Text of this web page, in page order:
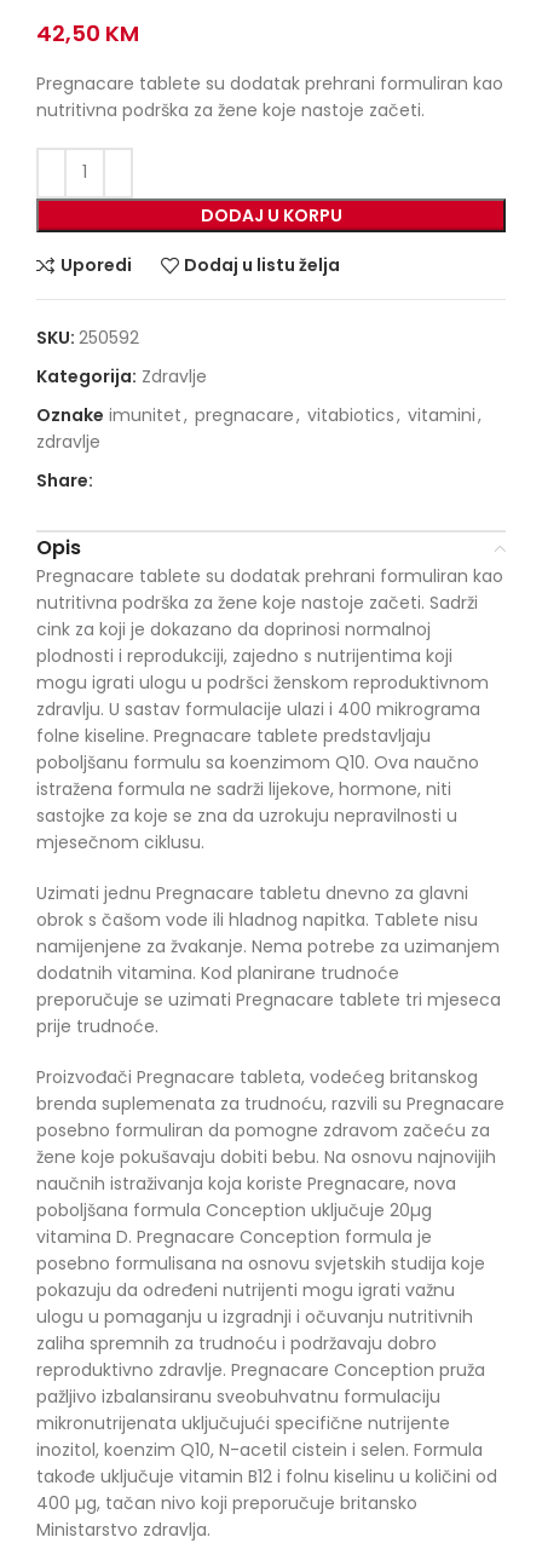
42,50 KM
Pregnacare tablete su dodatak prehrani formuliran kao
nutritivna podrška za žene koje nastoje začeti.
DODAJ U KORPU
Uporedi Dodaj u listu želja
SKU: 250592
Kategorija: Zdravlje
Oznake imunitet, pregnacare, vitabiotics, vitamini,
zdravlje
Share:
Opis
Pregnacare tablete su dodatak prehrani formuliran kao
nutritivna podrška za žene koje nastoje začeti. Sadrži
cink za koji je dokazano da doprinosi normalnoj
plodnosti i reprodukciji, zajedno s nutrijentima koji
mogu igrati ulogu u podršci ženskom reproduktivnom
zdravlju. U sastav formulacije ulazi i 400 mikrograma
folne kiseline. Pregnacare tablete predstavljaju
poboljšanu formulu sa koenzimom Q10. Ova naučno
istražena formula ne sadrži lijekove, hormone, niti
sastojke za koje se zna da uzrokuju nepravilnosti u
mjesečnom ciklusu.
Uzimati jednu Pregnacare tabletu dnevno za glavni
obrok s čašom vode ili hladnog napitka. Tablete nisu
namijenjene za žvakanje. Nema potrebe za uzimanjem
dodatnih vitamina. Kod planirane trudnoće
preporučuje se uzimati Pregnacare tablete tri mjeseca
prije trudnoće.
Proizvođači Pregnacare tableta, vodećeg britanskog
brenda suplemenata za trudnoću, razvili su Pregnacare
posebno formuliran da pomogne zdravom začeću za
žene koje pokušavaju dobiti bebu. Na osnovu najnovijih
naučnih istraživanja koja koriste Pregnacare, nova
poboljšana formula Conception uključuje 20µg
vitamina D. Pregnacare Conception formula je
posebno formulisana na osnovu svjetskih studija koje
pokazuju da određeni nutrijenti mogu igrati važnu
ulogu u pomaganju u izgradnji i očuvanju nutritivnih
zaliha spremnih za trudnoću i podržavaju dobro
reproduktivno zdravlje. Pregnacare Conception pruža
pažljivo izbalansiranu sveobuhvatnu formulaciju
mikronutrijenata uključujući specifične nutrijente
inozitol, koenzim Q10, N-acetil cistein i selen. Formula
takođe uključuje vitamin B12 i folnu kiselinu u količini od
400 µg, tačan nivo koji preporučuje britansko
Ministarstvo zdravlja.